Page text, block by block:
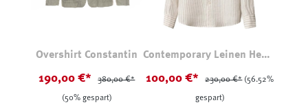
Overshirt Constantin
190,00 €* 380,00 €*
(50% gespart)
Contemporary Leinen Hemd
100,00 €* 230,00 €* (56.52%
gespart)